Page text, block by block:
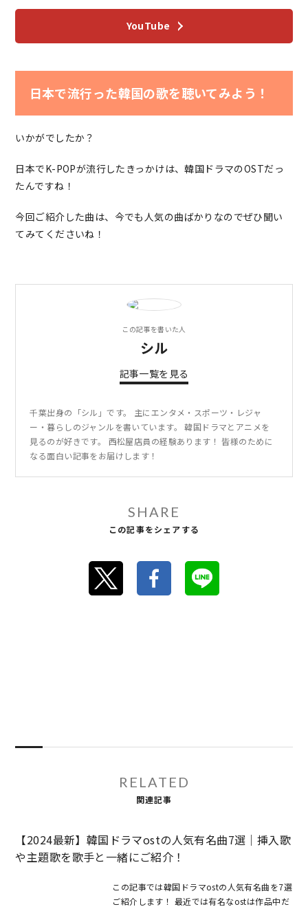
YouTube
日本で流行った韓国の歌を聴いてみよう！
いかがでしたか？
日本でK-POPが流行したきっかけは、韓国ドラマのOSTだっ
たんですね！
今回ご紹介した曲は、今でも人気の曲ばかりなのでぜひ聞い
てみてくださいね！
この記事を書いた人
シル
記事一覧を見る
千葉出身の「シル」です。 主にエンタメ・スポーツ・レジャ
ー・暮らしのジャンルを書いています。 韓国ドラマとアニメを
見るのが好きです。 西松屋店員の経験あります！ 皆様のために
なる面白い記事をお届けします！
SHARE
この記事をシェアする
RELATED
関連記事
【2024最新】韓国ドラマostの人気有名曲7選｜挿入歌
や主題歌を歌手と一緒にご紹介！
この記事では韓国ドラマostの人気有名曲を7選
ご紹介します！ 最近では有名なostは作品中だ